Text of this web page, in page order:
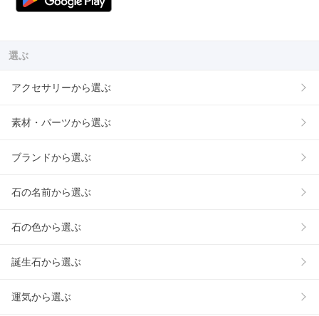
選ぶ
アクセサリーから選ぶ
素材・パーツから選ぶ
ブランドから選ぶ
石の名前から選ぶ
石の色から選ぶ
誕生石から選ぶ
運気から選ぶ